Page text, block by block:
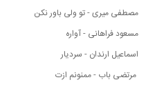
مصطفی میری - تو ولی باور نکن
مسعود فراهانی - آواره
اسماعیل ارندان - سردیار
مرتضی باب - ممنونم ازت